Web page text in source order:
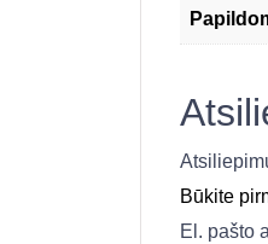
Būkite
El. pašto